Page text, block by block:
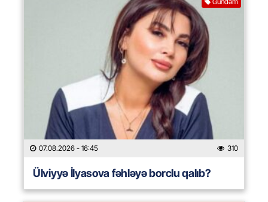
07.08.2026 - 16:45 310
Ülviyyə İlyasova fəhləyə borclu qalıb?